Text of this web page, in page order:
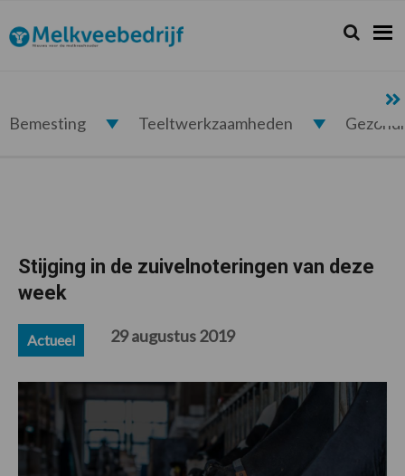
de
hoofdnavigatie
de
hoofd
de
eerste
de
voettekst
Melkveebedrijf.nl Zoeken...
Zoek
Bemesting Teeltwerkzaamheden
Stijging in de zuivelnoteringen van deze
week
Actueel 29 augustus 2019